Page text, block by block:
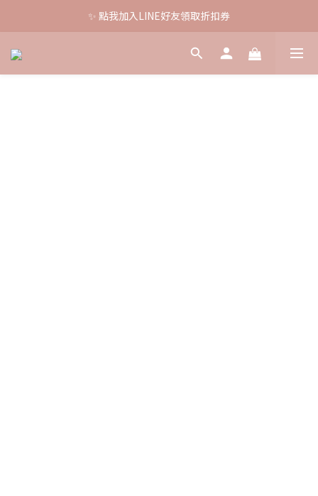
🚚 全館消費滿$880即免運
✨ 點我加入LINE好友領取折扣券
💰全館滿$1200 現折 $88